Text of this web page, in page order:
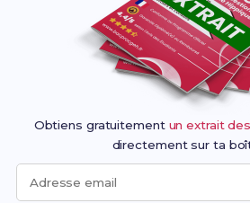
Obtiens gratuitement un extrait
directement sur ta
Adresse email